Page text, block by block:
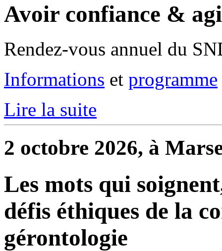
Avoir confiance &
Rendez-vous annuel du
Informations et programme
Lire la suite
2 octobre 2026, à
Les mots qui
défis éthiques de la
gérontologie